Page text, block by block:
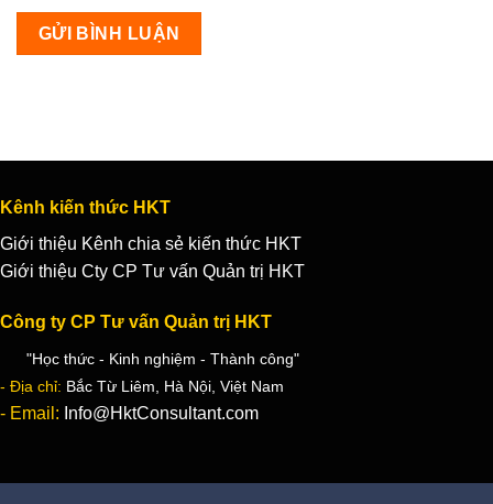
Kênh kiến thức HKT
Giới thiệu Kênh chia sẻ kiến thức HKT
Giới thiệu Cty CP Tư vấn Quản trị HKT
Công ty CP Tư vấn Quản trị HKT
"Học thức - Kinh nghiệm - Thành công"
- Địa chỉ: Bắc Từ Liêm, Hà Nội, Việt Nam
- Email: Info@HktConsultant.com